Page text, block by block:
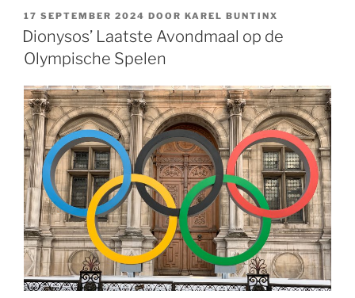
politieke
bus
gooien?
Mensen
zijn
mensen,
zelfs
als
je
vindt
dat
er
geen
plaats
voor
GEPLAATST
OP
17 SEPTEMBER 2024 DOOR KAREL BUNTINX
Dionysos’ Laatste Avondmaal op de
Olympische Spelen